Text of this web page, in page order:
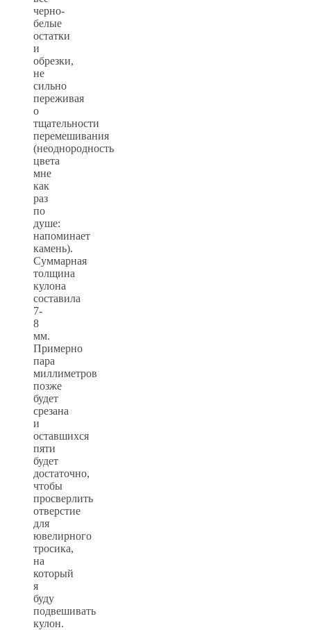
черно-
белые
остатки
и
обрезки,
не
сильно
переживая
о
тщательности
перемешивания
(неоднородность
цвета
мне
как
раз
по
душе:
напоминает
камень).
Суммарная
толщина
кулона
составила
7-
8
мм.
Примерно
пара
миллиметров
позже
будет
срезана
и
оставшихся
пяти
будет
достаточно,
чтобы
просверлить
отверстие
для
ювелирного
тросика,
на
который
я
буду
подвешивать
кулон.